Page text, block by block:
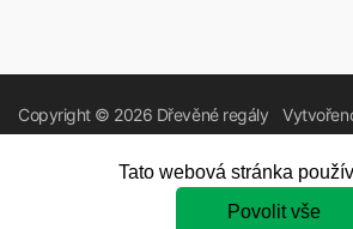
Copyright © 2026 Dřevěné regály
Tato webová stránka
Povolit vše